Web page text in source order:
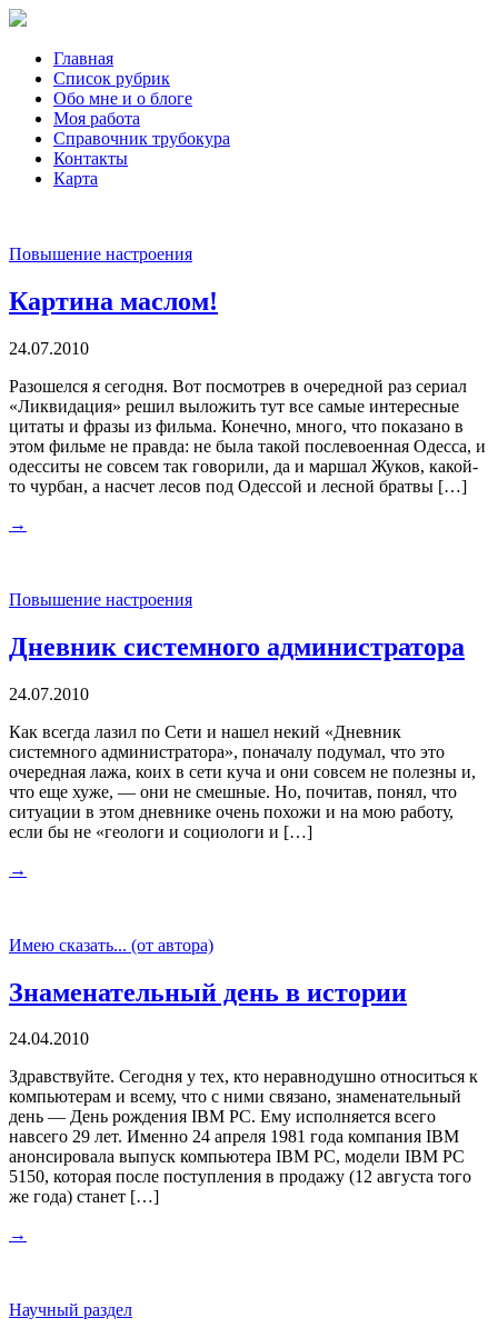
Главная
Список рубрик
Обо мне и о блоге
Моя работа
Справочник трубокура
Контакты
Карта
Повышение настроения
Картина маслом!
24.07.2010
Разошелся я сегодня. Вот посмотрев в очередной раз сериал
«Ликвидация» решил выложить тут все самые интересные
цитаты и фразы из фильма. Конечно, много, что показано в
этом фильме не правда: не была такой послевоенная Одесса, и
одесситы не совсем так говорили, да и маршал Жуков, какой-
то чурбан, а насчет лесов под Одессой и лесной братвы […]
→
Повышение настроения
Дневник системного администратора
24.07.2010
Как всегда лазил по Сети и нашел некий «Дневник
системного администратора», поначалу подумал, что это
очередная лажа, коих в сети куча и они совсем не полезны и,
что еще хуже, — они не смешные. Но, почитав, понял, что
ситуации в этом дневнике очень похожи и на мою работу,
если бы не «геологи и социологи и […]
→
Имею сказать... (от автора)
Знаменательный день в истории
24.04.2010
Здравствуйте. Сегодня у тех, кто неравнодушно относиться к
компьютерам и всему, что с ними связано, знаменательный
день — День рождения IBM PC. Ему исполняется всего
навсего 29 лет. Именно 24 апреля 1981 года компания IBM
анонсировала выпуск компьютера IBM PC, модели IBM PC
5150, которая после поступления в продажу (12 августа того
же года) станет […]
→
Научный раздел